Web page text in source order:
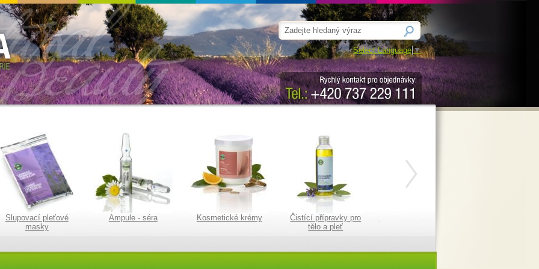
Select Language ▼
Slupovací pleťové
masky
Ampule - séra Kosmetické krémy
Čistící přípravky pro
tělo a pleť